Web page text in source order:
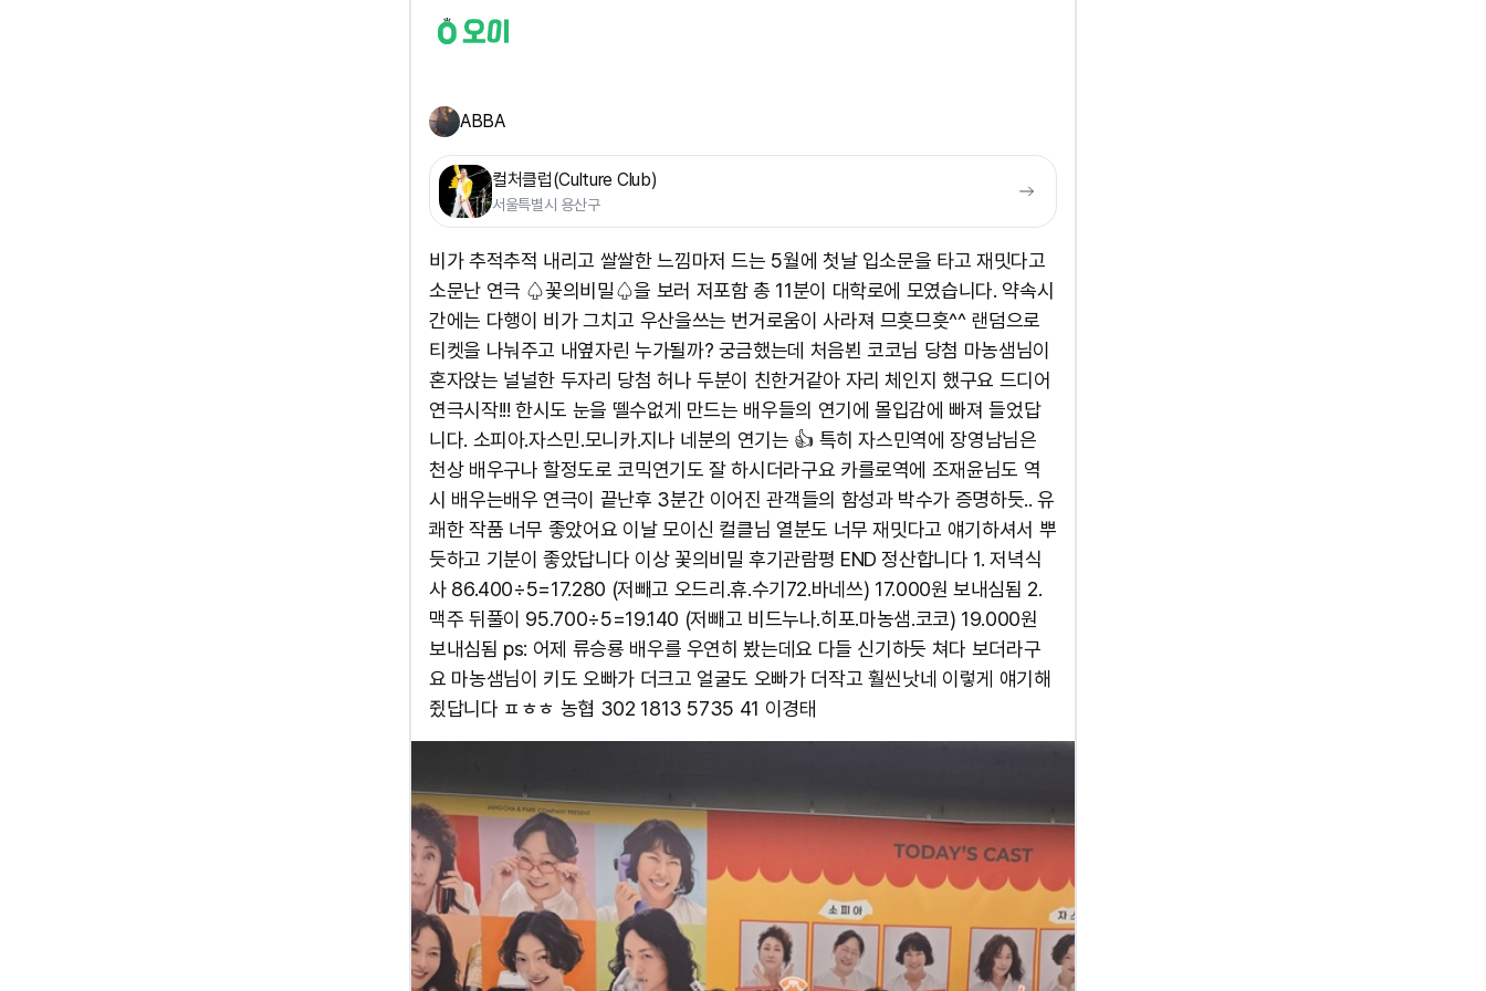
ABBA
컬처클럽(Culture Club)
서울특별시 용산구
비가 추적추적 내리고 쌀쌀한 느낌마저 드는 5월에 첫날 입소문을 타고 재밋다고
소문난 연극 ♤꽃의비밀♤을 보러 저포함 총 11분이 대학로에 모였습니다. 약속시
간에는 다행이 비가 그치고 우산을쓰는 번거로움이 사라져 므흣므흣^^ 랜덤으로
티켓을 나눠주고 내옆자린 누가될까? 궁금했는데 처음뵌 코코님 당첨 마농샘님이
혼자앉는 널널한 두자리 당첨 허나 두분이 친한거같아 자리 체인지 했구요 드디어
연극시작!!! 한시도 눈을 뗄수없게 만드는 배우들의 연기에 몰입감에 빠져 들었답
니다. 소피아.자스민.모니카.지나 네분의 연기는 👍 특히 자스민역에 장영남님은
천상 배우구나 할정도로 코믹연기도 잘 하시더라구요 카를로역에 조재윤님도 역
시 배우는배우 연극이 끝난후 3분간 이어진 관객들의 함성과 박수가 증명하듯.. 유
쾌한 작품 너무 좋았어요 이날 모이신 컬클님 열분도 너무 재밋다고 얘기하셔서 뿌
듯하고 기분이 좋았답니다 이상 꽃의비밀 후기관람평 END 정산합니다 1. 저녁식
사 86.400÷5=17.280 (저빼고 오드리.휴.수기72.바네쓰) 17.000원 보내심됨 2.
맥주 뒤풀이 95.700÷5=19.140 (저빼고 비드누나.히포.마농샘.코코) 19.000원
보내심됨 ps: 어제 류승룡 배우를 우연히 봤는데요 다들 신기하듯 쳐다 보더라구
요 마농샘님이 키도 오빠가 더크고 얼굴도 오빠가 더작고 훨씬낫네 이렇게 얘기해
쥤답니다 ㅍㅎㅎ 농협 302 1813 5735 41 이경태